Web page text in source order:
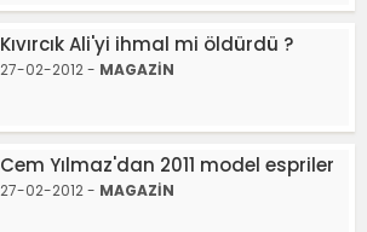
Kıvırcık Ali'yi ihmal mi öldürdü ?
27-02-2012 - MAGAZİN
Cem Yılmaz'dan 2011 model espriler
27-02-2012 - MAGAZİN